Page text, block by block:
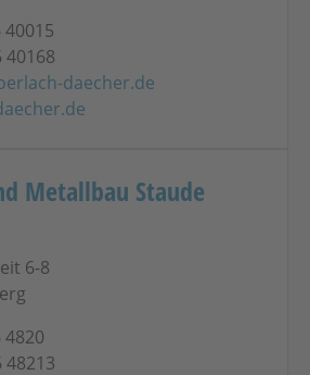
40168
daecher.de
Metallbau Staude
6-8
48213